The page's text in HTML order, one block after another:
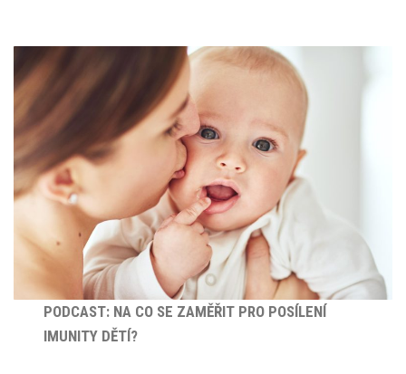
PODCAST: NA CO SE ZAMĚŘIT PRO POSÍLENÍ
IMUNITY DĚTÍ?